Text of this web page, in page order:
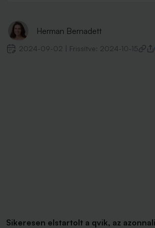
Herman Bernadett
2024-09-02 Frissítve: 2024-10-15
Sikeresen elstartolt a qvik, az